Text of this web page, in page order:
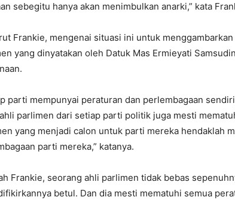
sebegitu hanya akan menimbulkan anarki,” kata
Frankie, mengenai situasi ini untuk
yang dinyatakan oleh Datuk Mas Ermieyati
parti mempunyai peraturan dan perlembagaan
parlimen dari setiap parti politik juga mesti
yang menjadi calon untuk parti mereka hendaklah
parti mereka,” katanya.
Frankie, seorang ahli parlimen tidak bebas
betul. Dan dia mesti mematuhi semua